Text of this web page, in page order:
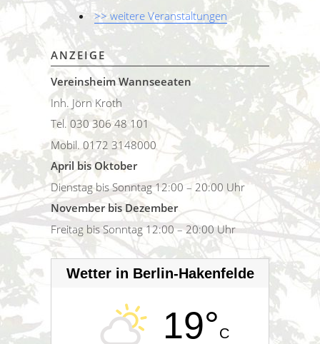
>> weitere Veranstaltungen
ANZEIGE
Vereinsheim Wannseeaten
Inh. Jörn Kroth
Tel. 030 306 48 101
Mobil. 0172 3148000
April bis Oktober
Dienstag bis Sonntag 12:00 – 20:00 Uhr
November bis Dezember
Freitag bis Sonntag 12:00 – 20:00 Uhr
Wetter in Berlin-Hakenfelde
19°C